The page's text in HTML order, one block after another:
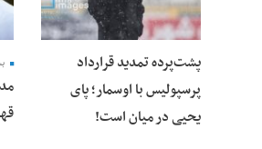
پشت‌پرده تمدید قرارداد
پرسپولیس با اوسمار؛ پای
یحیی در میان است!